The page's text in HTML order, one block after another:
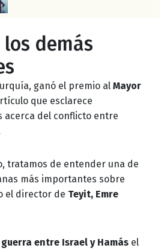
los demás
ganó el premio al Mayor
que esclarece
acerca del conflicto entre
tratamos de entender una de
más importantes sobre
el director de Teyit, Emre
guerra entre Israel y Hamás el